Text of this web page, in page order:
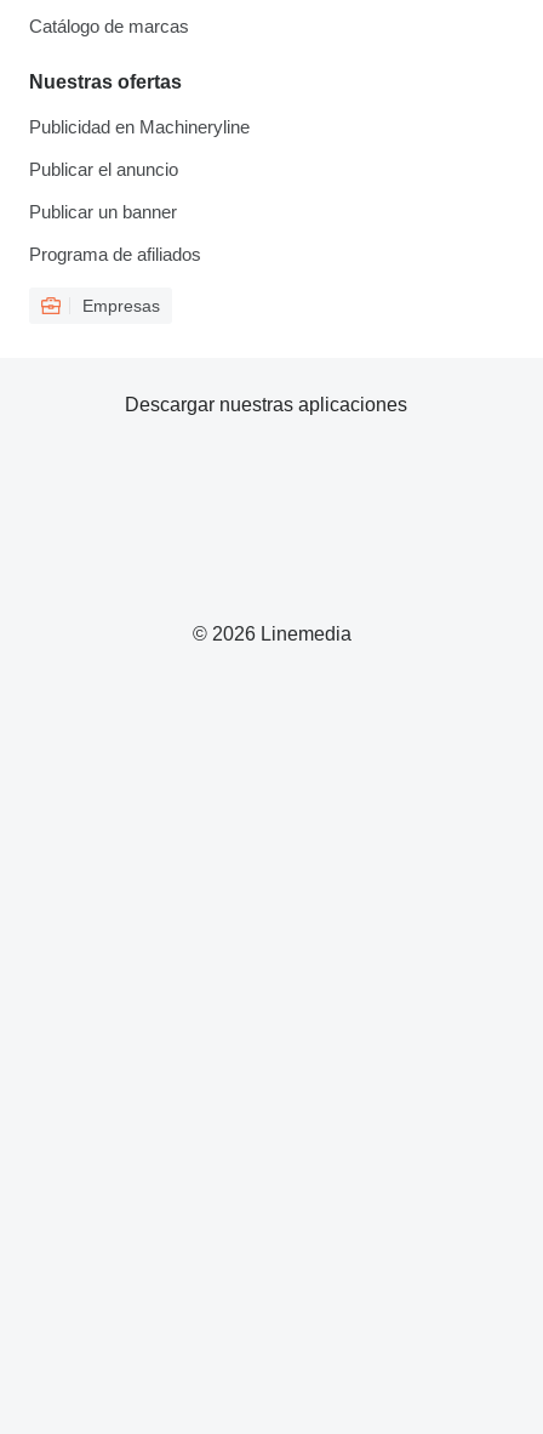
Catálogo de marcas
Nuestras ofertas
Publicidad en Machineryline
Publicar el anuncio
Publicar un banner
Programa de afiliados
Empresas
© 2026 Linemedia
Descargar nuestras aplicaciones